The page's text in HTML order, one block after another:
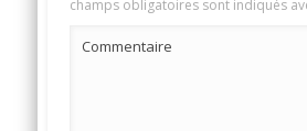
champs obligatoires sont indiqués
Commentaire